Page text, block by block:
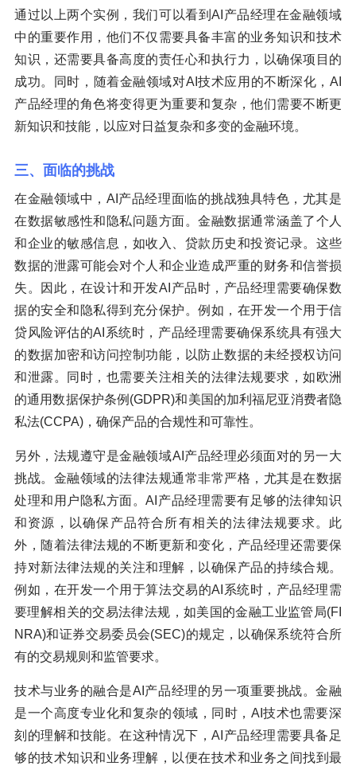
通过以上两个实例，我们可以看到AI产品经理在金融领域
中的重要作用，他们不仅需要具备丰富的业务知识和技术
知识，还需要具备高度的责任心和执行力，以确保项目的
成功。同时，随着金融领域对AI技术应用的不断深化，AI
产品经理的角色将变得更为重要和复杂，他们需要不断更
新知识和技能，以应对日益复杂和多变的金融环境。
三、面临的挑战
在金融领域中，AI产品经理面临的挑战独具特色，尤其是
在数据敏感性和隐私问题方面。金融数据通常涵盖了个人
和企业的敏感信息，如收入、贷款历史和投资记录。这些
数据的泄露可能会对个人和企业造成严重的财务和信誉损
失。因此，在设计和开发AI产品时，产品经理需要确保数
据的安全和隐私得到充分保护。例如，在开发一个用于信
贷风险评估的AI系统时，产品经理需要确保系统具有强大
的数据加密和访问控制功能，以防止数据的未经授权访问
和泄露。同时，也需要关注相关的法律法规要求，如欧洲
的通用数据保护条例(GDPR)和美国的加利福尼亚消费者隐
私法(CCPA)，确保产品的合规性和可靠性。
另外，法规遵守是金融领域AI产品经理必须面对的另一大
挑战。金融领域的法律法规通常非常严格，尤其是在数据
处理和用户隐私方面。AI产品经理需要有足够的法律知识
和资源，以确保产品符合所有相关的法律法规要求。此
外，随着法律法规的不断更新和变化，产品经理还需要保
持对新法律法规的关注和理解，以确保产品的持续合规。
例如，在开发一个用于算法交易的AI系统时，产品经理需
要理解相关的交易法律法规，如美国的金融工业监管局(FI
NRA)和证券交易委员会(SEC)的规定，以确保系统符合所
有的交易规则和监管要求。
技术与业务的融合是AI产品经理的另一项重要挑战。金融
是一个高度专业化和复杂的领域，同时，AI技术也需要深
刻的理解和技能。在这种情况下，AI产品经理需要具备足
够的技术知识和业务理解，以便在技术和业务之间找到最